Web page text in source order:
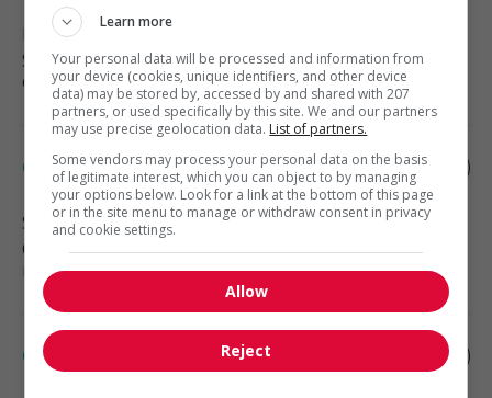
Montréal , QC
Services sociaux, sciences sociales
et éducation
Opérateur au palettiseur et demeleur
Saint-Denis-sur-Richelieu, QC
Construction, production et
manutention
Opérateur à la stérilisation de soir
Learn more
Your personal data will be processed and information from
your device (cookies, unique identifiers, and other device
data) may be stored by, accessed by and shared with 207
partners, or used specifically by this site. We and our partners
may use precise geolocation data. List of partners.
Some vendors may process your personal data on the basis
of legitimate interest, which you can object to by managing
your options below. Look for a link at the bottom of this page
or in the site menu to manage or withdraw consent in privacy
and cookie settings.
Allow
Reject